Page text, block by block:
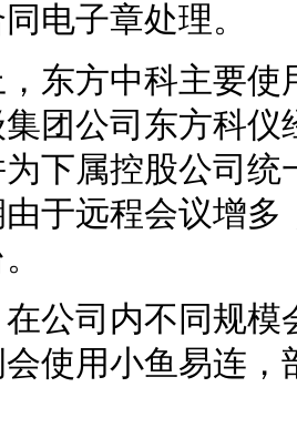
电子章处理。
东方中科主要
团公司东方科
下属控股公司
于远程会议增
公司内不同规
使用小鱼易连